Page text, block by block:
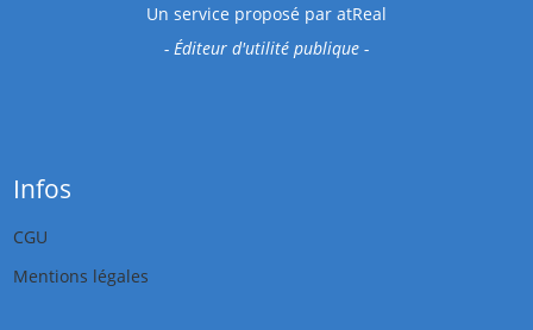
Un service proposé par atReal
- Éditeur d'utilité publique -
Infos
CGU
Mentions légales